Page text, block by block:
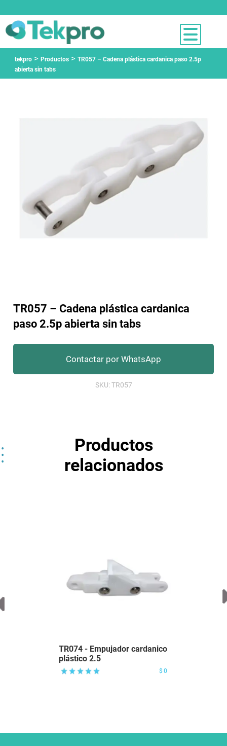
tekpro> Productos> TR057 – Cadena plástica cardanica paso 2.5p
abierta sin tabs
TR057 – Cadena plástica cardanica
paso 2.5p abierta sin tabs
Contactar por WhatsApp
SKU:TR057
Productos
relacionados
TR074 - Empujador cardanico
plástico 2.5
$0